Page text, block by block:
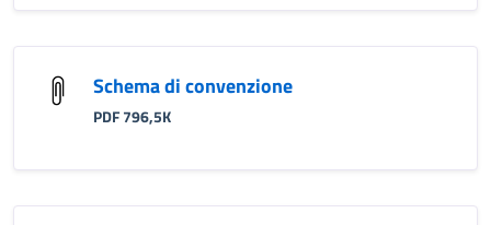
Schema di convenzione
PDF 796,5K